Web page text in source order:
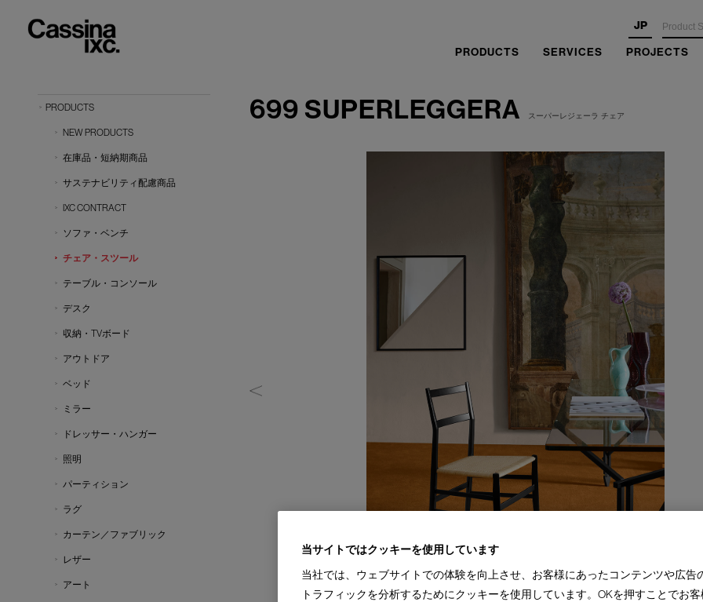
JP
PRODUCTS SERVICES PROJECTS
699 SUPERLEGGERA スーパーレジェーラ チェア
PRODUCTS
NEW PRODUCTS
在庫品・短納期商品
サステナビリティ配慮商品
IXC CONTRACT
ソファ・ベンチ
チェア・スツール
テーブル・コンソール
デスク
収納・TVボード
アウトドア
ベッド
ミラー
ドレッサー・ハンガー
照明
パーティション
ラグ
カーテン／ファブリック
レザー
アート
当サイトではクッキーを使用しています
当社では、ウェブサイトでの体験を向上させ、お客様にあったコンテンツや広告
トラフィックを分析するためにクッキーを使用しています。OKを押すことでお